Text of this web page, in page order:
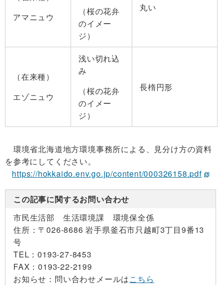
アマニュウ
（桜の花弁
のイメー
ジ）
丸い
（在来種）
エゾニュウ
浅い切れ込
み
（桜の花弁
のイメー
ジ）
長楕円形
環境省北海道地方環境事務所による、見分け方の資料
を参考にしてください。
https://hokkaido.env.go.jp/content/000326158.pdf
この記事に関するお問い合わせ
市民生活部 生活環境課 環境保全係
住所： 〒026-8686 岩手県釜石市只越町3丁目9番13
号
TEL：0193-27-8453
FAX：0193-22-2199
お知らせ： 問い合わせメールはこちら